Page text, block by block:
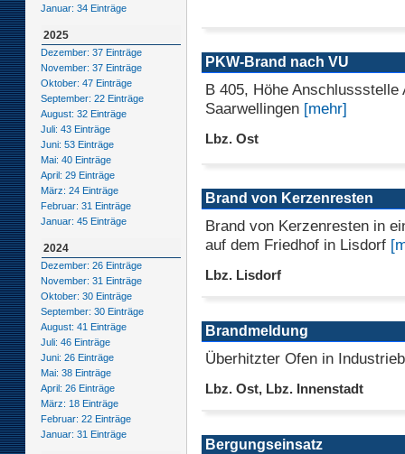
Januar: 34 Einträge
2025
Dezember: 37 Einträge
November: 37 Einträge
Oktober: 47 Einträge
September: 22 Einträge
August: 32 Einträge
Juli: 43 Einträge
Juni: 53 Einträge
Mai: 40 Einträge
April: 29 Einträge
März: 24 Einträge
Februar: 31 Einträge
Januar: 45 Einträge
2024
Dezember: 26 Einträge
November: 31 Einträge
Oktober: 30 Einträge
September: 30 Einträge
August: 41 Einträge
Juli: 46 Einträge
Juni: 26 Einträge
Mai: 38 Einträge
April: 26 Einträge
März: 18 Einträge
Februar: 22 Einträge
Januar: 31 Einträge
PKW-Brand nach VU
B 405, Höhe Anschlussstelle
Saarwellingen [mehr]
Lbz. Ost
Brand von Kerzenresten
Brand von Kerzenresten in
auf dem Friedhof in Lisdorf
Lbz. Lisdorf
Brandmeldung
Überhitzter Ofen in
Lbz. Ost, Lbz. Innenstadt
Bergungseinsatz